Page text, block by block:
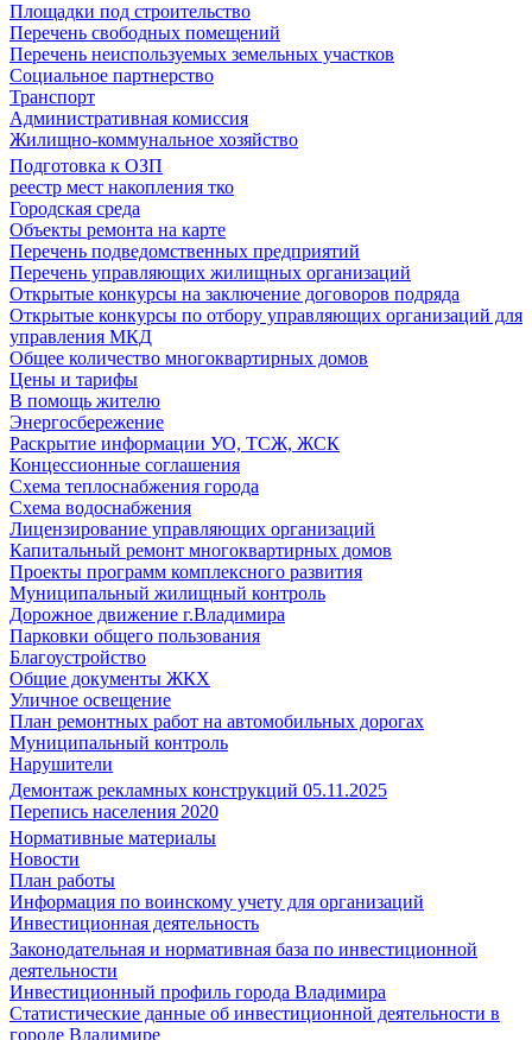
Площадки под строительство
Перечень свободных помещений
Перечень неиспользуемых земельных участков
Социальное партнерство
Транспорт
Административная комиссия
Жилищно-коммунальное хозяйство
Подготовка к ОЗП
реестр мест накопления тко
Городская среда
Объекты ремонта на карте
Перечень подведомственных предприятий
Перечень управляющих жилищных организаций
Открытые конкурсы на заключение договоров подряда
Открытые конкурсы по отбору управляющих организаций для
управления МКД
Общее количество многоквартирных домов
Цены и тарифы
В помощь жителю
Энергосбережение
Раскрытие информации УО, ТСЖ, ЖСК
Концессионные соглашения
Схема теплоснабжения города
Схема водоснабжения
Лицензирование управляющих организаций
Капитальный ремонт многоквартирных домов
Проекты программ комплексного развития
Муниципальный жилищный контроль
Дорожное движение г.Владимира
Парковки общего пользования
Благоустройство
Общие документы ЖКХ
Уличное освещение
План ремонтных работ на автомобильных дорогах
Муниципальный контроль
Нарушители
Демонтаж рекламных конструкций 05.11.2025
Перепись населения 2020
Нормативные материалы
Новости
План работы
Информация по воинскому учету для организаций
Инвестиционная деятельность
Законодательная и нормативная база по инвестиционной
деятельности
Инвестиционный профиль города Владимира
Статистические данные об инвестиционной деятельности в
городе Владимире